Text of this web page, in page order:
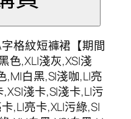
格紋短褲裙【期間
色,XL|淺灰,XS|淺
,M|白黑,S|淺咖,L|亮
淺卡,S|淺卡,L|污
,L|亮卡,XL|污綠,S|